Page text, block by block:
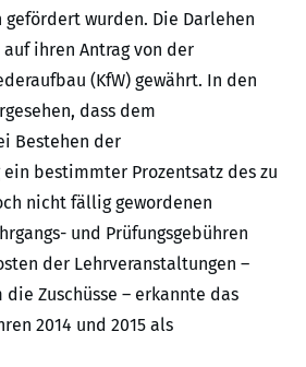
wurden. Die Darlehen
ihren Antrag von der
(KfW) gewährt. In den
dass dem
Bestehen der
bestimmter Prozentsatz des zu
nicht fällig gewordenen
und Prüfungsgebühren
der Lehrveranstaltungen –
Zuschüsse – erkannte das
2014 und 2015 als